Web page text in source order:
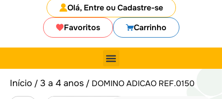
Olá, Entre ou Cadastre-se
Favoritos
Carrinho
Início / 3 a 4 anos / DOMINO ADICAO REF.0150